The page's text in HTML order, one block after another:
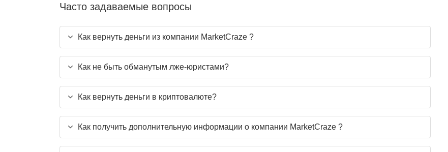
Часто задаваемые вопросы
Как вернуть деньги из компании MarketCraze ?
Как не быть обманутым лже-юристами?
Как вернуть деньги в криптовалюте?
Как получить дополнительную информации о компании MarketCraze ?